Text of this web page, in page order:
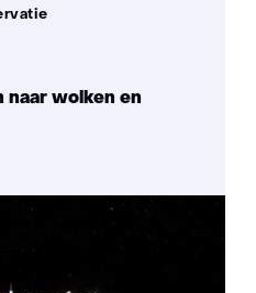
(Zo
impact)
naar wolken en